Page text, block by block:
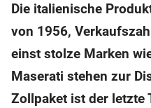
Die italienische
von 1956,
einst stolze Marken
Maserati stehen zur
Zollpaket ist der letzte